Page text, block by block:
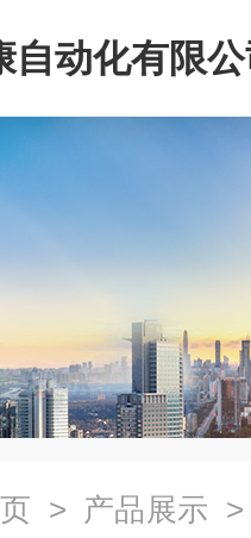
自动化有限
> 产品展示